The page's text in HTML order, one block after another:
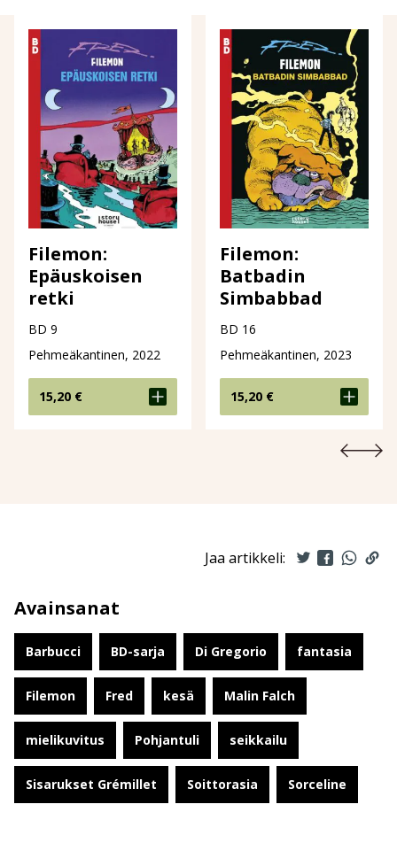
Filemon:
Epäuskoisen
retki
BD 9
Pehmeäkantinen, 2022
15,20 €
Filemon:
Batbadin
Simbabbad
BD 16
Pehmeäkantinen, 2023
15,20 €
Jaa artikkeli:
Avainsanat
Barbucci BD-sarja Di Gregorio fantasia
Filemon Fred kesä Malin Falch
mielikuvitus Pohjantuli seikkailu
Sisarukset Grémillet Soittorasia Sorceline